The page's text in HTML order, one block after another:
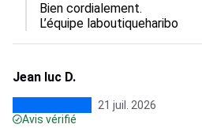
Bien cordialement.
L’équipe laboutiqueharibo
Jean luc D.
21 juil. 2026
Avis vérifié